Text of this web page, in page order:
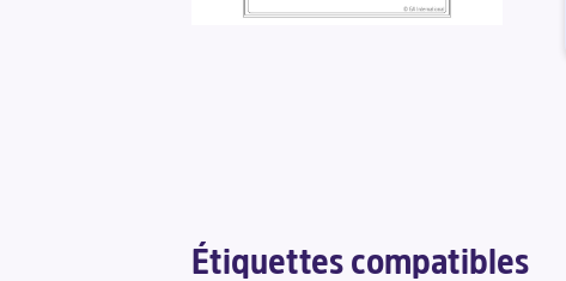
Étiquettes compatibles